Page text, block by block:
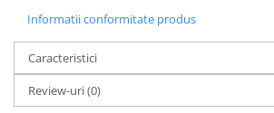
Informatii conformitate produs
Caracteristici
Review-uri(0)